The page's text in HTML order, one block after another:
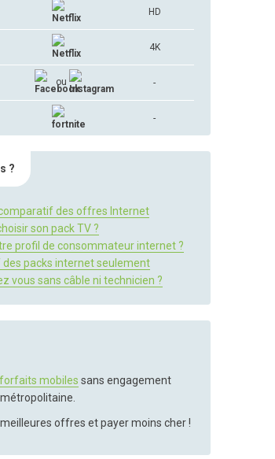
HD
4K
ou -
-
?
des offres Internet
son pack TV ?
profil de consommateur internet ?
packs internet seulement
vous sans câble ni technicien ?
forfaits mobiles sans engagement
offres et payer moins cher !